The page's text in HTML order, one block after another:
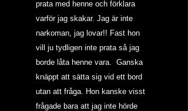
prata med henne och förklara
varför jag skakar. Jag är inte
narkoman, jag lovar!! Fast hon
vill ju tydligen inte prata så jag
borde låta henne vara.  Ganska
knäppt att sätta sig vid ett bord
utan att fråga. Hon kanske visst
frågade bara att jag inte hörde